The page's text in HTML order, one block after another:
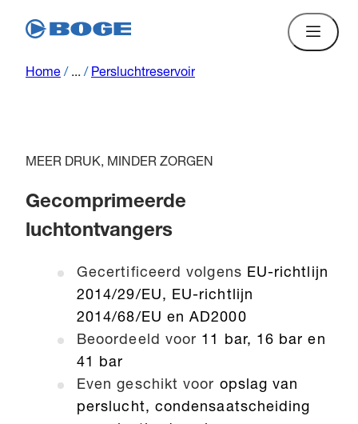
Home / ... / Persluchtreservoir
MEER DRUK, MINDER ZORGEN
Gecomprimeerde
luchtontvangers
Gecertificeerd volgens EU-richtlijn
2014/29/EU, EU-richtlijn
2014/68/EU en AD2000
Beoordeeld voor 11 bar, 16 bar en
41 bar
Even geschikt voor opslag van
perslucht, condensaatscheiding